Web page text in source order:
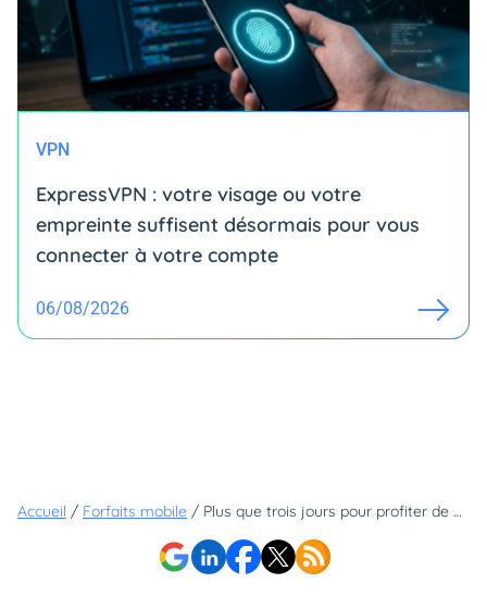
VPN
ExpressVPN : votre visage ou votre
empreinte suffisent désormais pour vous
connecter à votre compte
06/08/2026
Accueil / Forfaits mobile / Plus que trois jours pour profiter de notre forfait à moins de 5€ en vente privée